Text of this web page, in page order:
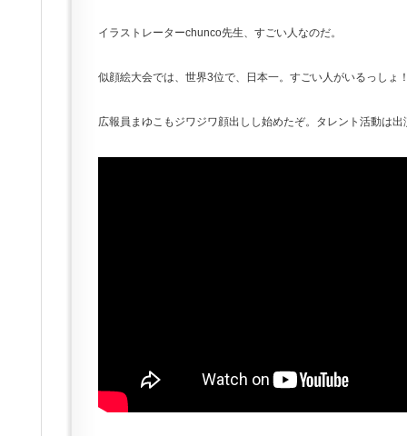
イラストレーターchunco先生、すごい人なのだ。
似顔絵大会では、世界3位で、日本一。すごい人がいるっしょ
広報員まゆこもジワジワ顔出しし始めたぞ。タレント活動は